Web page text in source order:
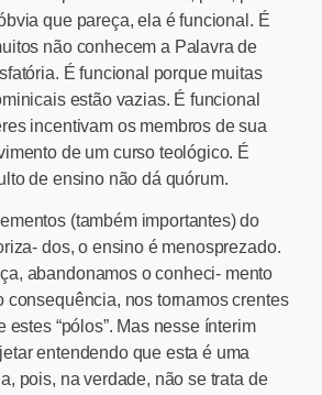
que pareça, ela é funcional. É
não conhecem a Palavra de
É funcional porque muitas
estão vazias. É funcional
incentivam os membros de sua
de um curso teológico. É
de ensino não dá quórum.
(também importantes) do
dos, o ensino é menosprezado.
abandonamos o conheci- mento
consequência, nos tornamos crentes
estes “pólos”. Mas nesse ínterim
entendendo que esta é uma
pois, na verdade, não se trata de